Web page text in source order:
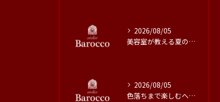
2026/08/05
美容室が教える夏の最旬ヘアカラー技術
2026/08/05
色落ちまで楽しむヘアカラーの秘訣